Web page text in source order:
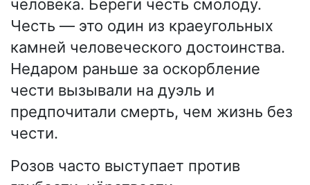
человека. Береги честь смолоду.
Честь — это один из краеугольных
камней человеческого достоинства.
Недаром раньше за оскорбление
чести вызывали на дуэль и
предпочитали смерть, чем жизнь без
чести.
Розов часто выступает против